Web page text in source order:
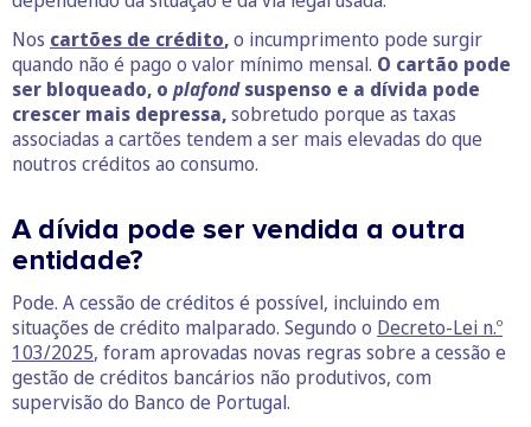
Nos cartões de crédito,o incumprimento pode surgir
quando não é pago o valor mínimo mensal. O cartão pode
ser bloqueado, o plafondsuspenso e a dívida pode
crescer mais depressa,sobretudo porque as taxas
associadas a cartões tendem a ser mais elevadas do que
noutros créditos ao consumo.
A dívida pode ser vendida a outra
entidade?
Pode. A cessão de créditos é possível, incluindo em
situações de crédito malparado. Segundo o Decreto-Lei n.º
103/2025, foram aprovadas novas regras sobre a cessão e
gestão de créditos bancários não produtivos, com
supervisão do Banco de Portugal.